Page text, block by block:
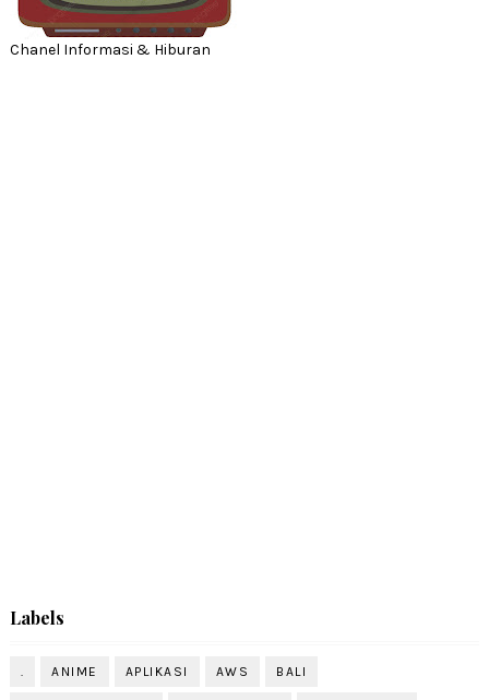
Chanel Informasi & Hiburan
Labels
. ANIME APLIKASI AWS BALI